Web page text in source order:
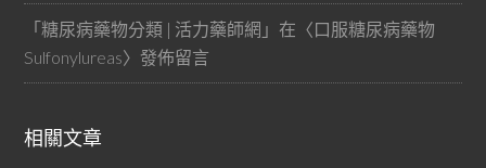
「糖尿病藥物分類 | 活力藥師網 」在〈口服糖尿病藥物
Sulfonylureas〉發佈留言
相關文章